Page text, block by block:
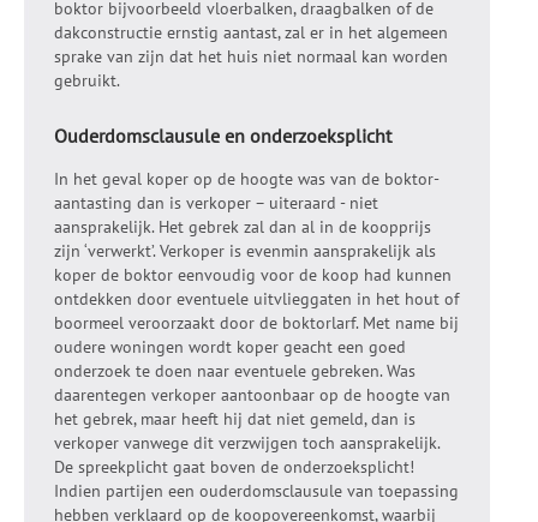
boktor bijvoorbeeld vloerbalken, draagbalken of de
dakconstructie ernstig aantast, zal er in het algemeen
sprake van zijn dat het huis niet normaal kan worden
gebruikt.
Ouderdomsclausule en onderzoeksplicht
In het geval koper op de hoogte was van de boktor-
aantasting dan is verkoper – uiteraard - niet
aansprakelijk. Het gebrek zal dan al in de koopprijs
zijn ‘verwerkt’. Verkoper is evenmin aansprakelijk als
koper de boktor eenvoudig voor de koop had kunnen
ontdekken door eventuele uitvlieggaten in het hout of
boormeel veroorzaakt door de boktorlarf. Met name bij
oudere woningen wordt koper geacht een goed
onderzoek te doen naar eventuele gebreken. Was
daarentegen verkoper aantoonbaar op de hoogte van
het gebrek, maar heeft hij dat niet gemeld, dan is
verkoper vanwege dit verzwijgen toch aansprakelijk.
De spreekplicht gaat boven de onderzoeksplicht!
Indien partijen een ouderdomsclausule van toepassing
hebben verklaard op de koopovereenkomst, waarbij